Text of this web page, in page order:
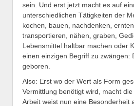
sein. Und erst jetzt macht es auf
unterschiedlichen Tätigkeiten der
kochen, bauen, nachdenken,
transportieren, nähen, graben,
Lebensmittel haltbar machen oder
einen einzigen Begriff zu zwängen:
geboren.
Also: Erst wo der Wert als Form
Vermittlung benötigt wird, macht
Arbeit weist nun eine Besonderheit